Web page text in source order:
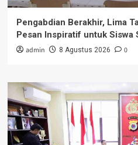
Pengabdian Berakhir, Lima
Pesan Inspiratif untuk Siswa
admin 8 Agustus 2026 0